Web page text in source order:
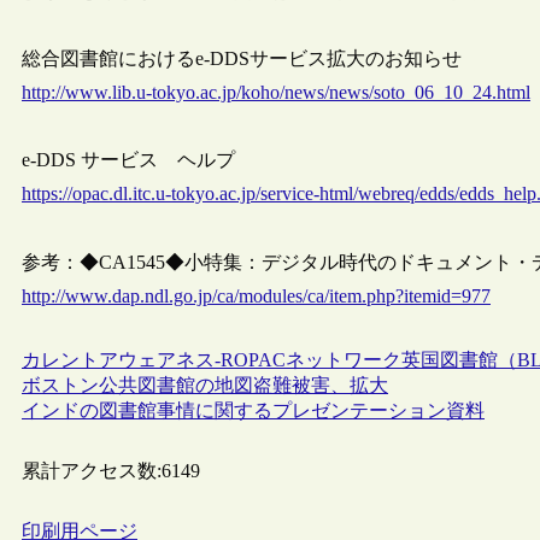
総合図書館におけるe-DDSサービス拡大のお知らせ
http://www.lib.u-tokyo.ac.jp/koho/news/news/soto_06_10_24.html
e-DDS サービス ヘルプ
https://opac.dl.itc.u-tokyo.ac.jp/service-html/webreq/edds/
参考：◆CA1545◆小特集：デジタル時代のドキュメント・
http://www.dap.ndl.go.jp/ca/modules/ca/item.php?itemid=977
カレントアウェアネス-ROPACネットワーク英国図書館（BL
ボストン公共図書館の地図盗難被害、拡大
インドの図書館事情に関するプレゼンテーション資料
累計アクセス数:6149
印刷用ページ